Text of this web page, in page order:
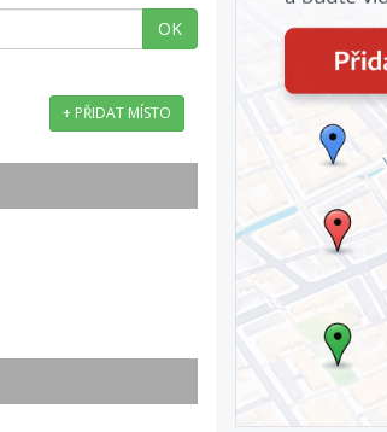
OK
+ PŘIDAT MÍSTO